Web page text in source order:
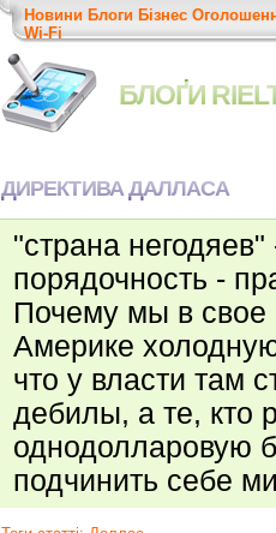
Новини Блоги Бізнес
Wi-Fi
БЛОҐИ
ДИРЕКТИВА ДАЛЛАСА
"страна
порядочность -
Почему мы в свое
Америке
что у власти там
дебилы, а те, кто
однодолларовую
подчинить себе